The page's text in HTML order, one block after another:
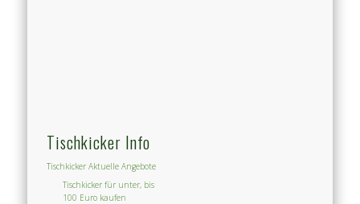
Tischkicker Info
Tischkicker Aktuelle Angebote
Tischkicker für unter, bis
100 Euro kaufen